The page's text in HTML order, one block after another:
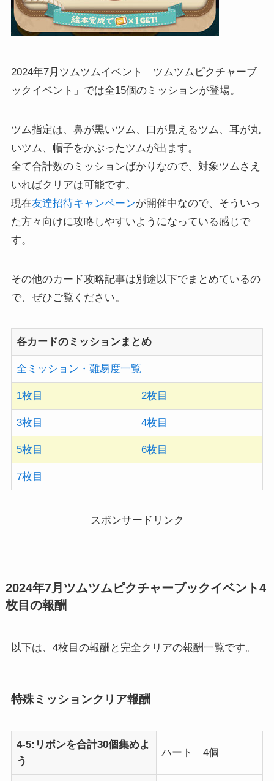
2024年7月ツムツムイベント「ツムツムピクチャーブ
ックイベント」では全15個のミッションが登場。
ツム指定は、鼻が黒いツム、口が見えるツム、耳が丸
いツム、帽子をかぶったツムが出ます。
全て合計数のミッションばかりなので、対象ツムさえ
いればクリアは可能です。
現在友達招待キャンペーンが開催中なので、そういっ
た方々向けに攻略しやすいようになっている感じで
す。
その他のカード攻略記事は別途以下でまとめているの
で、ぜひご覧ください。
各カードのミッションまとめ
全ミッション・難易度一覧
1枚目 2枚目
3枚目 4枚目
5枚目 6枚目
7枚目
スポンサードリンク
2024年7月ツムツムピクチャーブックイベント4
枚目の報酬
以下は、4枚目の報酬と完全クリアの報酬一覧です。
特殊ミッションクリア報酬
4-5:リボンを合計30個集めよ
う
ハート 4個